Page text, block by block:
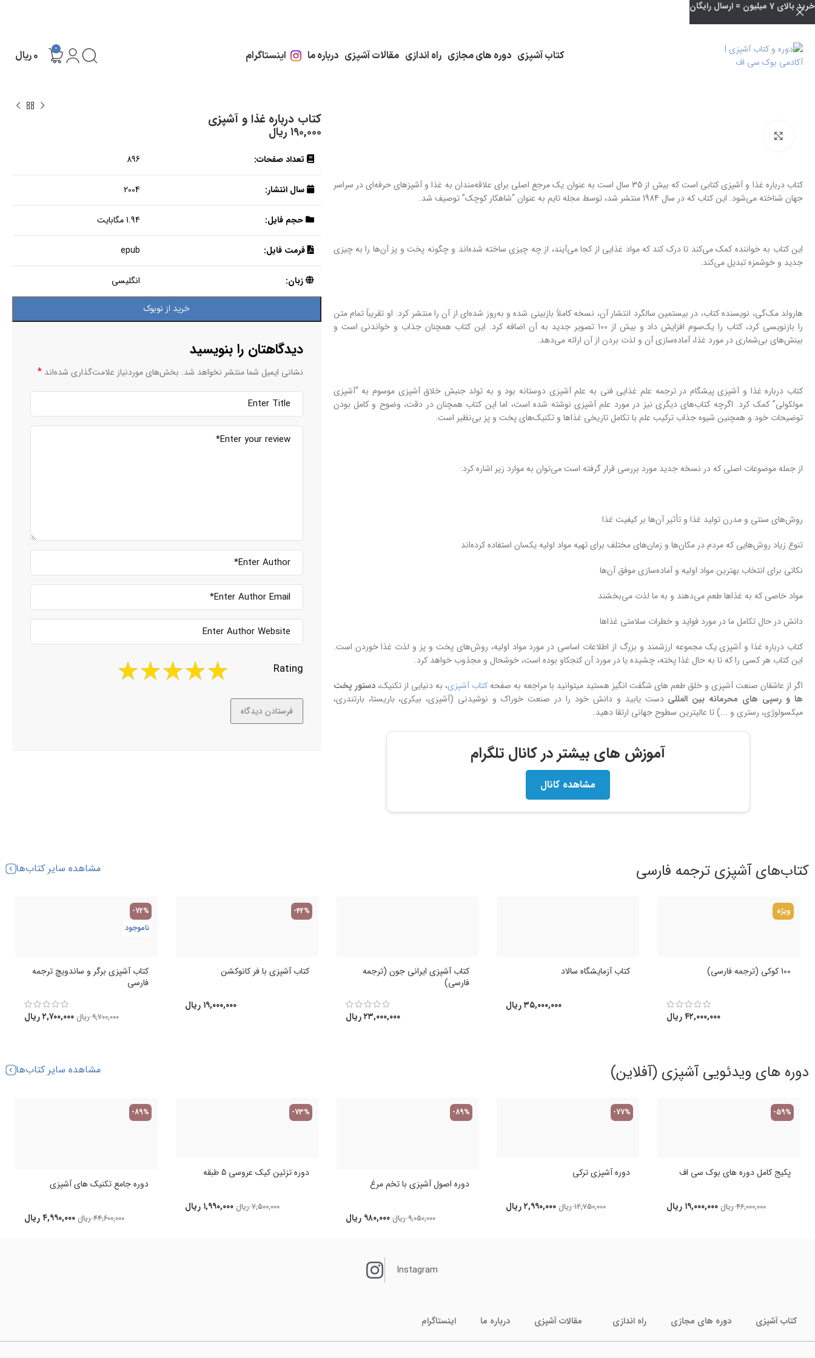
کتاب آشپزی دوره های مجازی راه اندازی مقالات آشپزی درباره ما اینستاگرام 0 ۰ریال
کتاب درباره غذا و آشپزی کتابی است که بیش از 35 سال است به عنوان یک مرجع اصلی برای علاقه‌مندان به غذا و آشپزهای حرفه‌ای در سراسر
جهان شناخته می‌شود. این کتاب که در سال 1984 منتشر شد، توسط مجله تایم به عنوان “شاهکار کوچک” توصیف شد.
این کتاب به خواننده کمک می‌کند تا درک کند که مواد غذایی از کجا می‌آیند، از چه چیزی ساخته شده‌اند و چگونه پخت و پز آن‌ها را به چیزی
جدید و خوشمزه تبدیل می‌کند.
هارولد مک‌گی، نویسنده کتاب، در بیستمین سالگرد انتشار آن، نسخه کاملاً بازبینی شده و به‌روز شده‌ای از آن را منتشر کرد. او تقریباً تمام متن
را بازنویسی کرد، کتاب را یک‌سوم افزایش داد و بیش از 100 تصویر جدید به آن اضافه کرد. این کتاب همچنان جذاب و خواندنی است و
بینش‌های بی‌شماری در مورد غذا، آماده‌سازی آن و لذت بردن از آن ارائه می‌دهد.
کتاب درباره غذا و آشپزی پیشگام در ترجمه علم غذایی فنی به علم آشپزی دوستانه بود و به تولد جنبش خلاق آشپزی موسوم به “آشپزی
مولکولی” کمک کرد. اگرچه کتاب‌های دیگری نیز در مورد علم آشپزی نوشته شده است، اما این کتاب همچنان در دقت، وضوح و کامل بودن
توضیحات خود و همچنین شیوه جذاب ترکیب علم با تکامل تاریخی غذاها و تکنیک‌های پخت و پز بی‌نظیر است.
از جمله موضوعات اصلی که در نسخه جدید مورد بررسی قرار گرفته است می‌توان به موارد زیر اشاره کرد:
روش‌های سنتی و مدرن تولید غذا و تأثیر آن‌ها بر کیفیت غذا
تنوع زیاد روش‌هایی که مردم در مکان‌ها و زمان‌های مختلف برای تهیه مواد اولیه یکسان استفاده کرده‌اند
نکاتی برای انتخاب بهترین مواد اولیه و آماده‌سازی موفق آن‌ها
مواد خاصی که به غذاها طعم می‌دهند و به ما لذت می‌بخشند
دانش در حال تکامل ما در مورد فواید و خطرات سلامتی غذاها
کتاب درباره غذا و آشپزی یک مجموعه ارزشمند و بزرگ از اطلاعات اساسی در مورد مواد اولیه، روش‌های پخت و پز و لذت غذا خوردن است.
این کتاب هر کسی را که تا به حال غذا پخته، چشیده یا در مورد آن کنجکاو بوده است، خوشحال و مجذوب خواهد کرد.
اگر از عاشقان صنعت آشپزی و خلق طعم های شگفت انگیز هستید میتوانید با مراجعه به صفحهکتاب آشپزی، به دنیایی از تکنیک،دستور پخت
ها و رسپی های محرمانه بین المللی دست یابید و دانش خود را در صنعت خوراک و نوشیدنی (آشپزی، بیکری، باریستا، بارتندری،
میکسولوژی، رستری و ...) تا عالیترین سطوح جهانی ارتقا دهید.
آموزش های بیشتر در کانال تلگرام
مشاهده کانال
کتاب درباره غذا و آشپزی
۱۹۰,۰۰۰ ریال
تعداد صفحات: 896
سال انتشار: 2004
حجم فایل: 1.94 مگابایت
فرمت فایل: epub
زبان: انگلیسی
خرید از نوبوک
دیدگاهتان را بنویسید
نشانی ایمیل شما منتشر نخواهد شد. بخش‌های موردنیاز علامت‌گذاری شده‌اند*
Rating
کتاب‌های آشپزی ترجمه فارسی مشاهده سایر کتاب‌ها
ویژه
100 کوکی (ترجمه فارسی)
۴۲,۰۰۰,۰۰۰ریال
کتاب آزمایشگاه سالاد
۳۵,۰۰۰,۰۰۰ ریال
کتاب آشپزی ایرانی جون (ترجمه
فارسی)
۲۳,۰۰۰,۰۰۰ریال
-42%
کتاب آشپزی با فر کانوکشن
۱۹,۰۰۰,۰۰۰ ریال
-72%
ناموجود
کتاب آشپزی برگر و ساندویچ ترجمه
فارسی
۹,۷۰۰,۰۰۰ ریال ۲,۷۰۰,۰۰۰ریال
دوره های ویدئویی آشپزی (آفلاین) مشاهده سایر کتاب‌ها
-59%
پکیج کامل دوره های بوک سی اف
۴۶,۰۰۰,۰۰۰ ریال ۱۹,۰۰۰,۰۰۰ ریال
-77%
دوره آشپزی ترکی
۱۲,۷۵۰,۰۰۰ ریال ۲,۹۹۰,۰۰۰ ریال
-89%
دوره اصول آشپزی با تخم مرغ
۹,۰۵۰,۰۰۰ ریال ۹۸۰,۰۰۰ ریال
-73%
دوره تزئین کیک عروسی 5 طبقه
۷,۵۰۰,۰۰۰ ریال ۱,۹۹۰,۰۰۰ ریال
-89%
دوره جامع تکنیک های آشپزی
۴۴,۶۰۰,۰۰۰ ریال ۴,۹۹۰,۰۰۰ریال
Instagram
کتاب آشپزی دوره های مجازی راه اندازی مقالات آشپزی درباره ما اینستاگرام
خرید بالای 7 میلیون = ارسال رایگان